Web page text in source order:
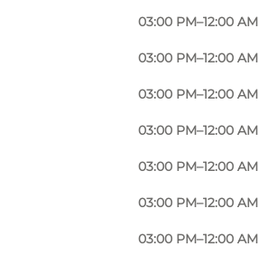
03:00 PM–12:00 AM
03:00 PM–12:00 AM
03:00 PM–12:00 AM
03:00 PM–12:00 AM
03:00 PM–12:00 AM
03:00 PM–12:00 AM
03:00 PM–12:00 AM
Foto: